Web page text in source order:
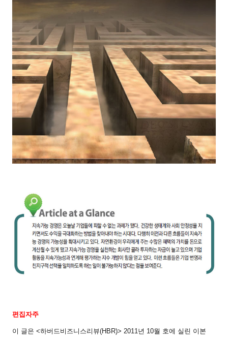
편집자주
이 글은 <하버드비즈니스리뷰(HBR)> 2011 년 10월 호에 실린 이본